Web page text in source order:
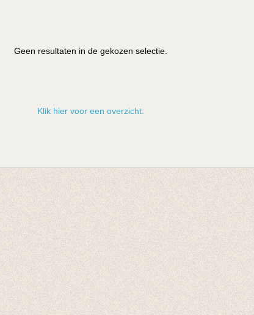
Geen resultaten in de gekozen selectie.
Klik hier voor een overzicht.